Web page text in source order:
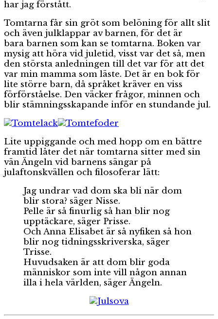
har jag förstått.
Tomtarna får sin gröt som belöning för allt slit
och även julklappar av barnen, för det är
bara barnen som kan se tomtarna. Boken var
mysig att höra vid juletid, visst var det så, men
den största anledningen till det var för att det
var min mamma som läste. Det är en bok för
lite större barn, då språket kräver en viss
förförståelse. Den väcker frågor, minnen och
blir stämningsskapande inför en stundande jul.
Lite uppiggande och med hopp om en bättre
framtid låter det när tomtarna sitter med sin
vän Ängeln vid barnens sängar på
julaftonskvällen och filosoferar lätt:
Jag undrar vad dom ska bli när dom
blir stora? säger Nisse.
Pelle är så finurlig så han blir nog
upptäckare, säger Prisse.
Och Anna Elisabet är så nyfiken så hon
blir nog tidningsskriverska, säger
Trisse.
Huvudsaken är att dom blir goda
människor som inte vill någon annan
illa i hela världen, säger Ängeln.